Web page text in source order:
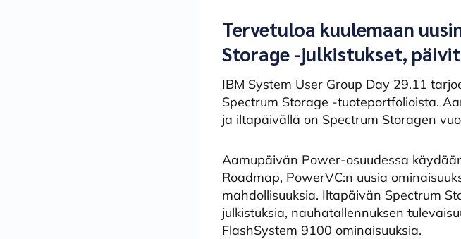
Tervetuloa kuulemaan
Storage -julkistukset,
IBM System User Group Day 29.11
Spectrum Storage -tuoteportfolioista.
ja iltapäivällä on Spectrum Storagen
Aamupäivän Power-osuudessa
Roadmap, PowerVC:n uusia
mahdollisuuksia. Iltapäivän Spectrum
julkistuksia, nauhatallennuksen
FlashSystem 9100 ominaisuuksia.